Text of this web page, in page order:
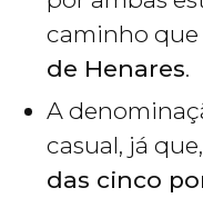
caminho que
de Henares.
A
casual, já
das cinco